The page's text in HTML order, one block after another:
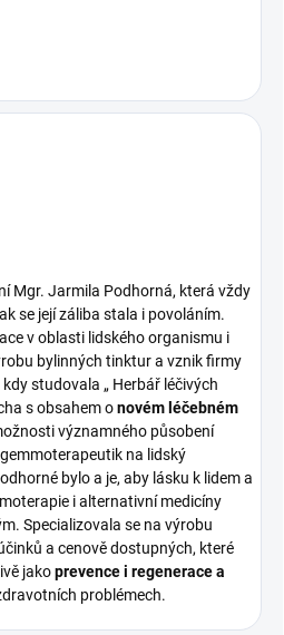
Mgr. Jarmila Podhorná, která vždy
se její záliba stala i povoláním.
v oblasti lidského organismu i
bylinných tinktur a vznik firmy
studovala „ Herbář léčivých
s obsahem onovém léčebném
významného působení
na lidský
bylo a je, aby lásku k lidem a
i alternativní medicíny
Specializovala se na výrobu
a cenově dostupných, které
jakoprevence i regenerace a
problémech.